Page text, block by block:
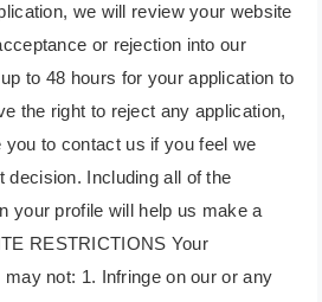
we will review your website
or rejection into our
to 48 hours for your application to
the right to reject any application,
you to contact us if you feel we
decision. Including all of the
your profile will help us make a
RESTRICTIONS Your
not: 1. Infringe on our or any